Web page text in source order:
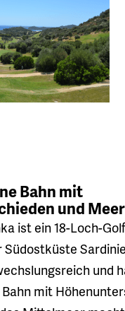
Bahn mit
und
ist ein 18-Loch-
Südostküste
und
mit